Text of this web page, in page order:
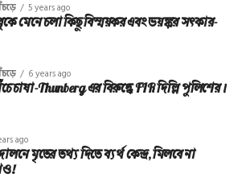
5 years ago
মেনে চলা কিছু বিস্ময়কর এবং ভয়ঙ্কর সত্‍কার-
6 years ago
চাষা-Thunberg এর বিরুদ্ধে FIR দিল্লি পুলিশের।
ago
মৃতের তথ‌্য দিতে ব্যর্থ কেন্দ্র, মিলবে না